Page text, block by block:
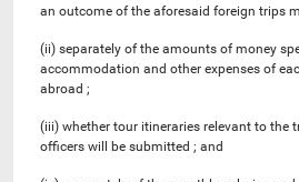
an outcome of the aforesaid foreign trips
(ii) separately of the amounts of money
accommodation and other expenses of
abroad ;
(iii) whether tour itineraries relevant to the
officers will be submitted ; and